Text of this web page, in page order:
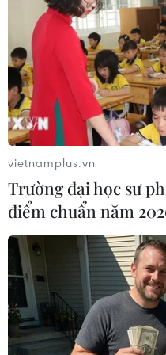
22/03/2018 04:26
Phiến quân Boko
tổng số 110 nữ sinh bị
đẳng Công nghệ và
Bắc nước này hồi tháng
vietnamplus.vn
Trường đại học sư
điểm chuẩn năm